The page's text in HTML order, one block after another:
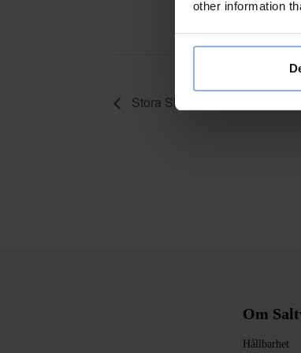
other information
Stora Skumpartyt
Om
Hållbarhet